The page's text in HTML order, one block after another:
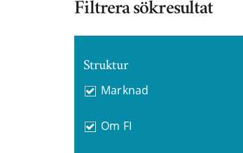
Filtrera sökresultat
Struktur
Marknad
Om FI